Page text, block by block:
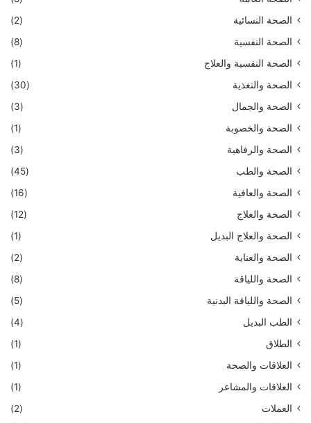
الصحة النسائية
(2)
الصحة النفسية
(8)
الصحة النفسية والعلاج
(1)
الصحة والتغذية
(30)
الصحة والجمال
(3)
الصحة والخصوبة
(1)
الصحة والرفاهية
(3)
الصحة والطب
(45)
الصحة والعافية
(16)
الصحة والعلاج
(12)
الصحة والعلاج البديل
(1)
الصحة والعناية
(2)
الصحة واللياقة
(8)
الصحة واللياقة البدنية
(5)
الطب البديل
(4)
الطلاق
(1)
العلاقات والصحة
(1)
العلاقات والمشاعر
(1)
العملات
(2)